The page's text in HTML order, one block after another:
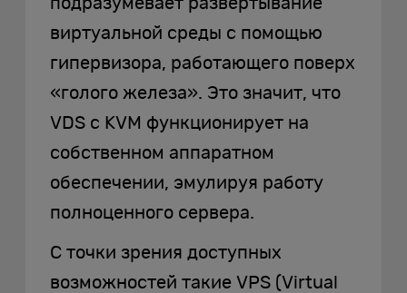
виртуальной среды с помощью
гипервизора, работающего поверх
«голого железа». Это значит, что
VDS с KVM функционирует на
собственном аппаратном
обеспечении, эмулируя работу
полноценного сервера.
С точки зрения доступных
возможностей такие VPS (Virtual